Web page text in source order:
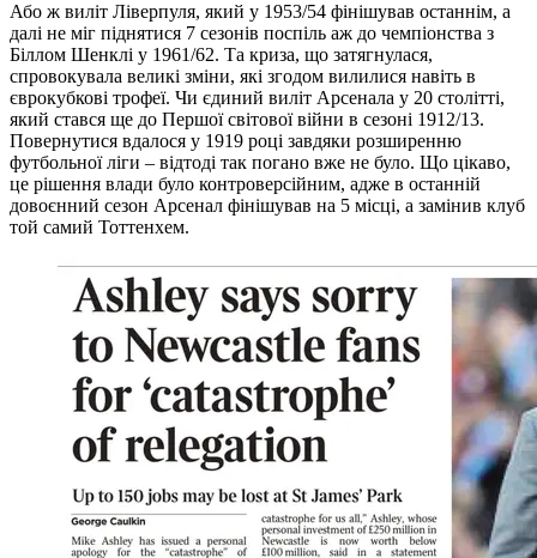
Або ж виліт Ліверпуля, який у 1953/54 фінішував останнім, а
далі не міг піднятися 7 сезонів поспіль аж до чемпіонства з
Біллом Шенклі у 1961/62. Та криза, що затягнулася,
спровокувала великі зміни, які згодом вилилися навіть в
єврокубкові трофеї. Чи єдиний виліт Арсенала у 20 столітті,
який стався ще до Першої світової війни в сезоні 1912/13.
Повернутися вдалося у 1919 році завдяки розширенню
футбольної ліги – відтоді так погано вже не було. Що цікаво,
це рішення влади було контроверсійним, адже в останній
довоєнний сезон Арсенал фінішував на 5 місці, а замінив клуб
той самий Тоттенхем.